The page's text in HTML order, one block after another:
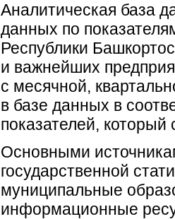
Аналитическая база
данных по
Республики
и важнейших
с месячной,
в базе данных в
показателей, который
Основными
государственной
муниципальные
информационные